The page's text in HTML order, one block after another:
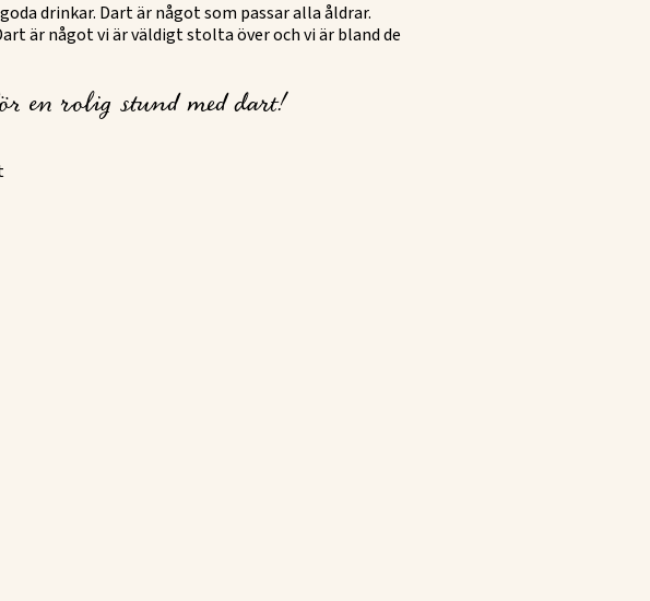
drinkar. Dart är något som passar alla åldrar.
är något vi är väldigt stolta över och vi är bland de
en rolig stund med dart!